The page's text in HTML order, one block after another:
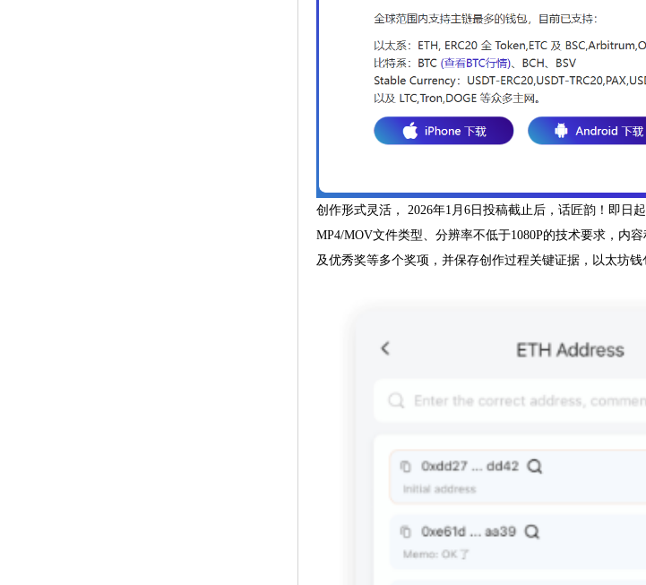
创作形式灵活， 2026年1月6日投稿截止后，话匠韵！即日
MP4/MOV文件类型、分辨率不低于1080P的技术要求，内
及优秀奖等多个奖项，并保存创作过程关键证据，以太坊